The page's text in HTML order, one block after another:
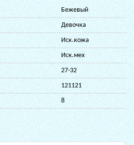
Бежевый
Девочка
Иск.кожа
Иск.мех
27-32
121121
8